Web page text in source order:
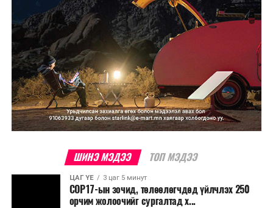
ын Эх орончдын өдөрт зориулан дөрөвдүгээр сарын
гурав дахь Даваа гаригт уламжлал болгон явуулдаг.
Олон улсын марафоны тэмцээнүүд дундаас нэр
хүндээрээ тэргүүлэх энэхүү уралдаанд оролцохын
тулд гүйгчид тодорхой босго хугацаа давсан байх
шаардлагатай нь онцлог юм.
ШИНЭ МЭДЭЭ ТОП МЭДЭЭ
ЦАГ ҮЕ 3 цаг 5 минут
COP17-ын зочид, төлөөлөгчдөд үйлчлэх 250
орчим жолоочийг сургалтад х...